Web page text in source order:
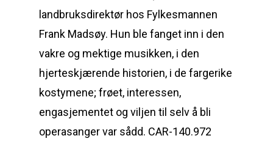
landbruksdirektør hos Fylkesmannen
Frank Madsøy. Hun ble fanget inn i den
vakre og mektige musikken, i den
hjerteskjærende historien, i de fargerike
kostymene; frøet, interessen,
engasjementet og viljen til selv å bli
operasanger var sådd. CAR-140.972